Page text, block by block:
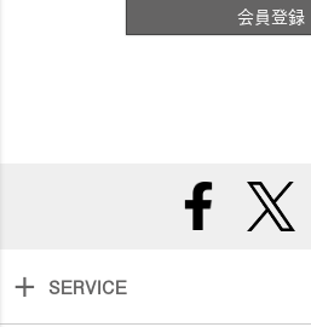
会員登録
SERVICE